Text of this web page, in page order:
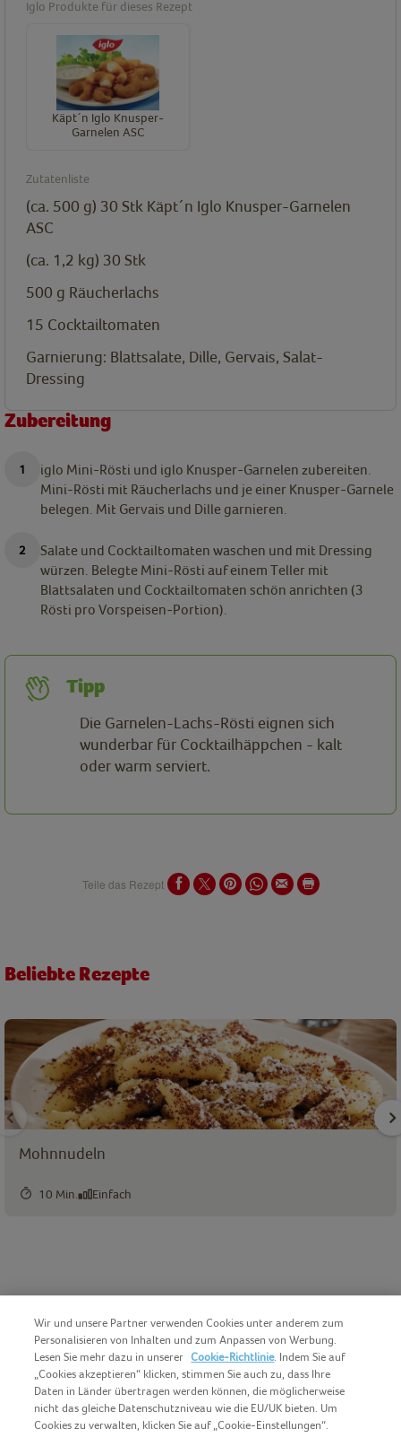
Iglo Produkte für dieses Rezept
Käpt´n Iglo Knusper-
Garnelen ASC
Zutatenliste
(ca. 500 g) 30 Stk Käpt´n Iglo Knusper-Garnelen
ASC
(ca. 1,2 kg) 30 Stk
500 g Räucherlachs
15 Cocktailtomaten
Garnierung: Blattsalate, Dille, Gervais, Salat-
Dressing
Zubereitung
iglo Mini-Rösti und iglo Knusper-Garnelen zubereiten.
Mini-Rösti mit Räucherlachs und je einer Knusper-Garnele
belegen. Mit Gervais und Dille garnieren.
Salate und Cocktailtomaten waschen und mit Dressing
würzen. Belegte Mini-Rösti auf einem Teller mit
Blattsalaten und Cocktailtomaten schön anrichten (3
Rösti pro Vorspeisen-Portion).
Tipp
Die Garnelen-Lachs-Rösti eignen sich
wunderbar für Cocktailhäppchen - kalt
oder warm serviert.
Teile das Rezept
Beliebte Rezepte
Mohnnudeln
10 Min. Einfach
Wir und unsere Partner verwenden Cookies unter anderem zum
Personalisieren von Inhalten und zum Anpassen von Werbung.
Lesen Sie mehr dazu in unserer Cookie-Richtlinie. Indem Sie auf
„Cookies akzeptieren“ klicken, stimmen Sie auch zu, dass Ihre
Daten in Länder übertragen werden können, die möglicherweise
nicht das gleiche Datenschutzniveau wie die EU/UK bieten. Um
Cookies zu verwalten, klicken Sie auf „Cookie-Einstellungen“.